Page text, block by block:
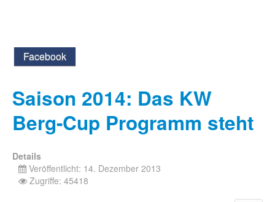
Facebook
Saison 2014: Das KW
Berg-Cup Programm steht
Details
Veröffentlicht: 14. Dezember 2013
Zugriffe: 45418